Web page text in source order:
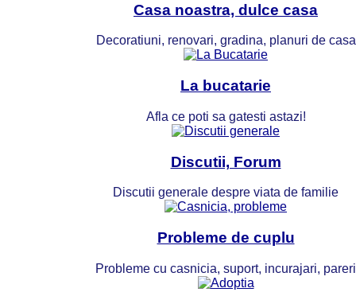
Casa noastra, dulce casa
Decoratiuni, renovari, gradina, planuri de casa
La bucatarie
Afla ce poti sa gatesti astazi!
Discutii, Forum
Discutii generale despre viata de familie
Probleme de cuplu
Probleme cu casnicia, suport, incurajari, pareri